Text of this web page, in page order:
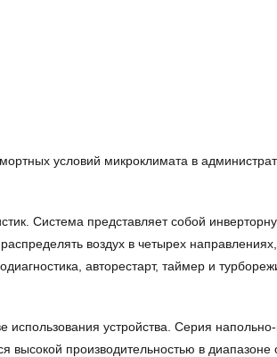
условий микроклимата в
Система представляет собой
воздух в четырех
авторестарт, таймер и
использования устройства. Серия
производительностью в диапазоне